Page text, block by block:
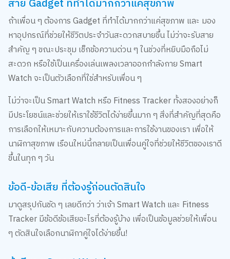
ถ้าเพื่อน ๆ ต้องการ Gadget ที่ทำได้มากกว่าแค่สุขภาพ และ มอง
หาอุปกรณ์ที่ช่วยให้ชีวิตประจำวันสะดวกสบายขึ้น ไม่ว่าจะรับสาย
สำคัญ ๆ ขณะประชุม เช็กข้อความด่วน ๆ ในช่วงที่หยิบมือถือไม่
สะดวก หรือใช้เป็นเครื่องเล่นเพลงเวลาออกกำลังกาย Smart
Watch จะเป็นตัวเลือกที่ใช่สำหรับเพื่อน ๆ
มีประโยชน์และช่วยให้เราใช้ชีวิตได้ง่ายขึ้นมาก ๆ สิ่งที่สำคัญที่สุดคือ
การเลือกให้เหมาะกับความต้องการและการใช้งานของเรา เพื่อให้
นาฬิกาสุขภาพ เรือนใหม่นี้กลายเป็นเพื่อนคู่ใจที่ช่วยให้ชีวิตของเราดี
ขึ้นในทุก ๆ วัน
มาดูสรุปกันชัด ๆ เลยดีกว่า ว่าเจ้า Smart Watch และ Fitness
Tracker มีข้อดีข้อเสียอะไรที่ต้องรู้บ้าง เพื่อเป็นข้อมูลช่วยให้เพื่อน
ๆ ตัดสินใจเลือกนาฬิกาคู่ใจได้ง่ายขึ้น!